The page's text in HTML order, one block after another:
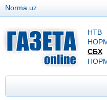
Norma.uz
НТВ
СБХ